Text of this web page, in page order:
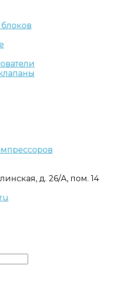
д. 26/А, пом. 14